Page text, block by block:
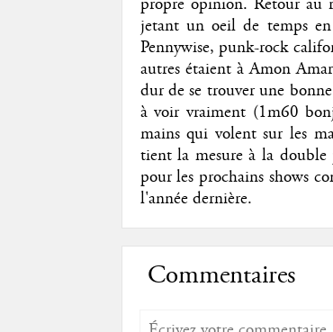
propre opinion. Retour au
jetant un oeil de temps
Pennywise, punk-rock
autres étaient à Amon
dur de se trouver une
à voir vraiment (1m60
mains qui volent sur les
tient la mesure à la
pour les prochains shows
l'année dernière.
Commentaires